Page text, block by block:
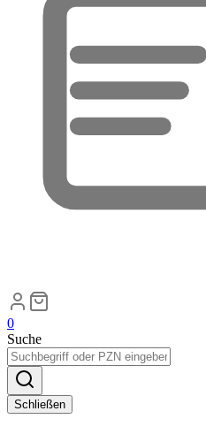
0
Suche
Schließen